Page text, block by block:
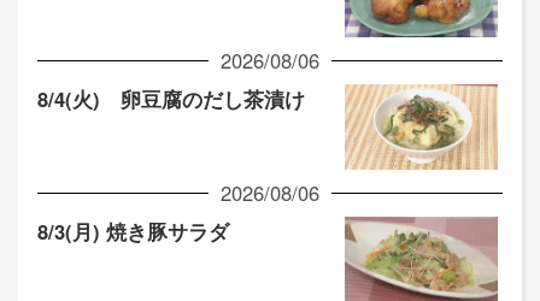
2026/08/06
8/4(火) 卵豆腐のだし茶漬け
2026/08/06
8/3(月) 焼き豚サラダ